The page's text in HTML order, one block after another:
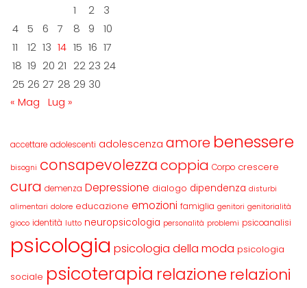
1
2
3
4
5 6 7 8 9
10
11
12 13 14 15 16 17
18 19 20 21 22 23 24
25 26 27 28 29 30
« Mag
Lug »
accettare adolescenti adolescenza amore benessere
bisogni consapevolezzacoppia Corpo crescere
cura demenza Depressione dialogo dipendenza disturbi
alimentari dolore educazione emozioni famiglia genitori genitorialità
gioco identità lutto neuropsicologia personalità problemi psicoanalisi
psicologia psicologia della moda psicologia
sociale psicoterapia relazione relazioni